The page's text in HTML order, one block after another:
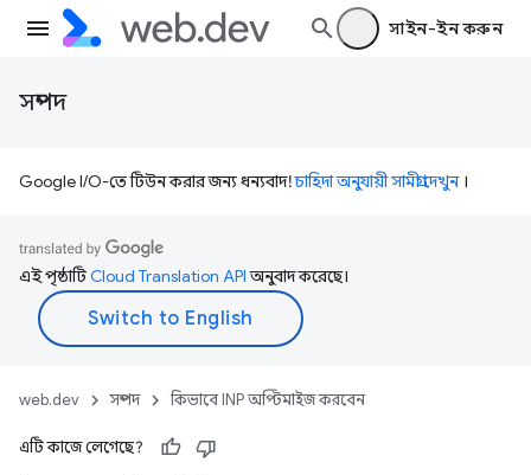
সাইন-ইন করুন
সম্পদ
Google I/O-তে টিউন করার জন্য ধন্যবাদ!চাহিদা অনুযায়ী সামগ্রী দেখুন।
এই পৃষ্ঠাটিCloud Translation APIঅনুবাদ করেছে।
web.dev সম্পদ কিভাবে INP অপ্টিমাইজ করবেন
এটি কাজে লেগেছে?